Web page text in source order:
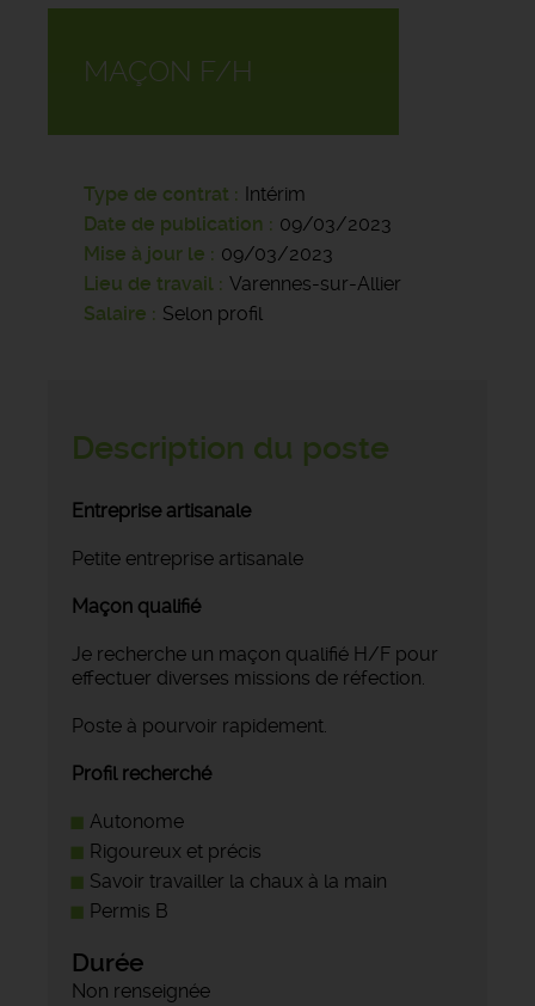
MAÇON F/H
Type de contrat
Intérim
Date de publication
09/03/2023
Mise à jour le
09/03/2023
Lieu de travail
Varennes-sur-Allier
Salaire
Selon profil
Description du poste
Entreprise artisanale
Petite entreprise artisanale
Maçon qualifié
Je recherche un maçon qualifié H/F pour
effectuer diverses missions de réfection.
Poste à pourvoir rapidement.
Profil recherché
Autonome
Rigoureux et précis
Savoir travailler la chaux à la main
Permis B
Durée
Non renseignée